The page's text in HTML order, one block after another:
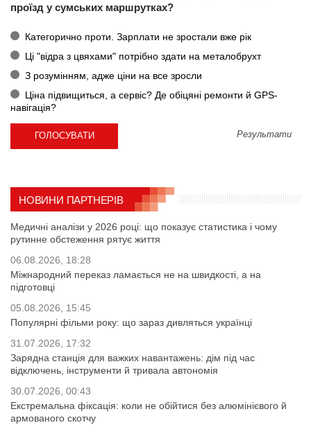
проїзд у сумських маршрутках?
Категорично проти. Зарплати не зростали вже рік
Ці "відра з цвяхами" потрібно здати на металобрухт
З розумінням, адже ціни на все зросли
Ціна підвищиться, а сервіс? Де обіцяні ремонти й GPS-
навігація?
Результати
НОВИНИ ПАРТНЕРІВ
Медичні аналізи у 2026 році: що показує статистика і чому
рутинне обстеження рятує життя
06.08.2026, 18:28
Міжнародний переказ ламається не на швидкості, а на
підготовці
05.08.2026, 15:45
Популярні фільми року: що зараз дивляться українці
31.07.2026, 17:32
Зарядна станція для важких навантажень: дім під час
відключень, інструменти й тривала автономія
30.07.2026, 00:43
Екстремальна фіксація: коли не обійтися без алюмінієвого й
армованого скотчу